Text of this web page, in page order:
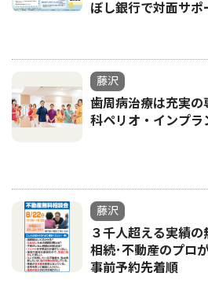
ぼし銀行で対面サポ
藤沢
歯周病治療は充実
科ペリオ・インプラ
藤沢
３千人超える実績
相続･不動産のプロ
事前予約先着順